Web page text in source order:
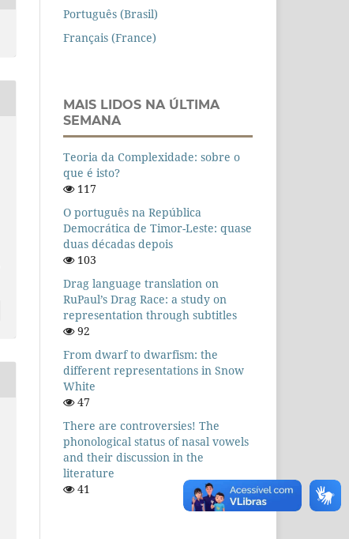
Português (Brasil)
Français (France)
MAIS LIDOS NA ÚLTIMA
SEMANA
Teoria da Complexidade: sobre o
que é isto?
117
O português na República
Democrática de Timor-Leste: quase
duas décadas depois
103
Drag language translation on
RuPaul’s Drag Race: a study on
representation through subtitles
92
From dwarf to dwarfism: the
different representations in Snow
White
47
There are controversies! The
phonological status of nasal vowels
and their discussion in the
literature
41